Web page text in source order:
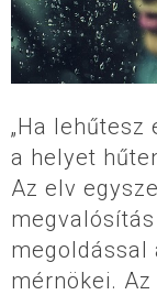
„Ha lehűtesz
a helyet
Az elv
megoldással
mérnökei.